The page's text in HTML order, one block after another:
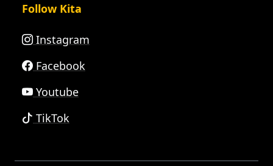
Follow Kita
Instagram
Facebook
Youtube
TikTok